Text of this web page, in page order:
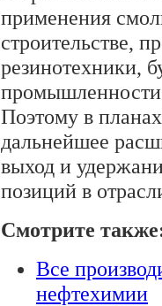
применения
строительстве,
резинотехники,
промышленности
Поэтому в
дальнейшее
выход и
позиций в
Смотрите
Все
нефтехимии